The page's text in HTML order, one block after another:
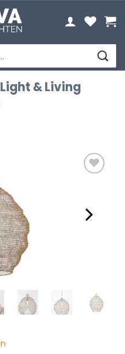
& Living